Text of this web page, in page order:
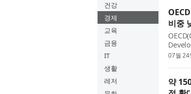
건강
경제
교육
금융
IT
생활
레저
비중
금 회
07월
약